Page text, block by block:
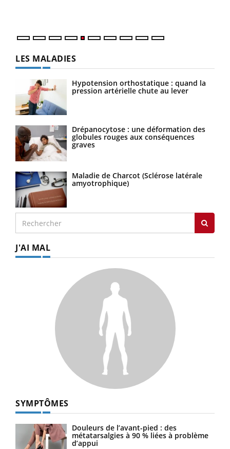
LES MALADIES
Hypotension orthostatique : quand la
pression artérielle chute au lever
Drépanocytose : une déformation des
globules rouges aux conséquences
graves
Maladie de Charcot (Sclérose latérale
amyotrophique)
J'AI MAL
SYMPTÔMES
Douleurs de l’avant-pied : des
métatarsalgies à 90 % liées à problème
d’appui